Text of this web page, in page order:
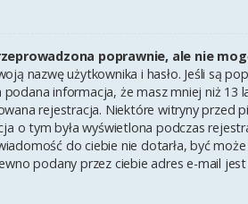
poprawnie, ale nie
nazwę użytkownika i hasło. Jeśli są
informacja, że masz mniej niż 13
rejestracja. Niektóre witryny przed
o tym była wyświetlona podczas
do ciebie nie dotarła, być
podany przez ciebie adres e-mail